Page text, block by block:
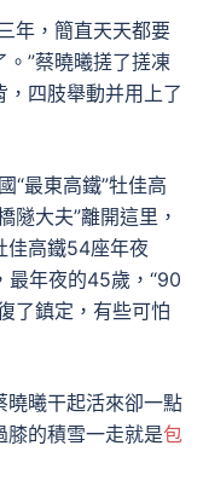
年，簡直天天都要
。”蔡曉曦搓了搓凍
四肢舉動并用上了
“最東高鐵”牡佳高
隧大夫”離開這里，
佳高鐵54座年夜
最年夜的45歲，“90
了鎮定，有些可怕
曉曦干起活來卻一點
膝的積雪一走就是包